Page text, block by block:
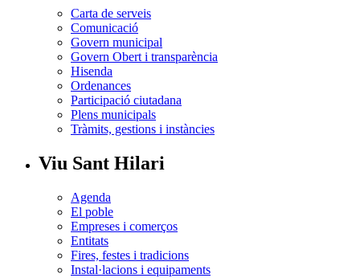
Carta de serveis
Comunicació
Govern municipal
Govern Obert i transparència
Hisenda
Ordenances
Participació ciutadana
Plens municipals
Tràmits, gestions i instàncies
Viu Sant Hilari
Agenda
El poble
Empreses i comerços
Entitats
Fires, festes i tradicions
Instal·lacions i equipaments